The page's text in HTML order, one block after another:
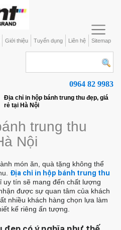
Giới thiệu Tuyển dụng Liên hệ Sitemap
0964 82 9983
Địa chỉ in hộp bánh trung thu đẹp, giá
rẻ tại Hà Nội
trung thu
Nội
món ăn, quà tặng không thể
Địa chỉ in hộp bánh trung thu
uy tín sẽ mang đến chất lượng
được sự quan tâm của khách
nhiều khách hàng chọn lựa làm
kế riêng ấn tượng.